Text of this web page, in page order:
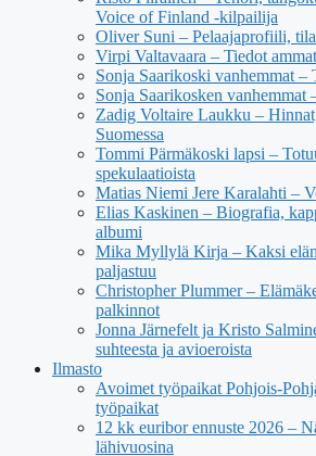
Voice of Finland -kilpailija
Oliver Suni – Pelaajaprofiili,
Virpi Valtavaara – Tiedot
Sonja Saarikoski vanhemmat –
Sonja Saarikosken vanhemmat
Zadig Voltaire Laukku –
Suomessa
Tommi Pärmäkoski lapsi –
spekulaatioista
Matias Niemi Jere Karalahti –
Elias Kaskinen – Biografia,
albumi
Mika Myllylä Kirja – Kaksi
paljastuu
Christopher Plummer –
palkinnot
Jonna Järnefelt ja Kristo
suhteesta ja avioeroista
Ilmasto
Avoimet työpaikat Pohjois-
työpaikat
12 kk euribor ennuste 2026 –
lähivuosina